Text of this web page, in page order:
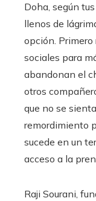
Doha, según
llenos de
opción.
sociales para
abandonan el
otros
que no se
remordimiento
sucede en un
acceso a la
Raji Sourani,